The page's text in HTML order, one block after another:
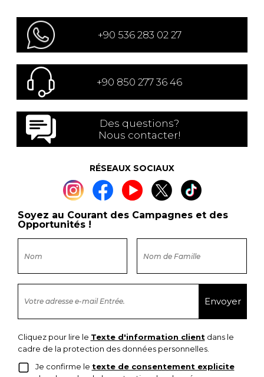
+90 536 283 02 27
+90 850 277 36 46
Des questions?
Nous contacter!
RÉSEAUX SOCIAUX
Soyez au Courant des Campagnes et des
Opportunités !
Cliquez pour lire le Texte d'information clientdans le
cadre de la protection des données personnelles.
Je confirme le texte de consentement explicite